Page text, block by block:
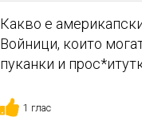
Какво е
Войници, които
пуканки и
1 глас